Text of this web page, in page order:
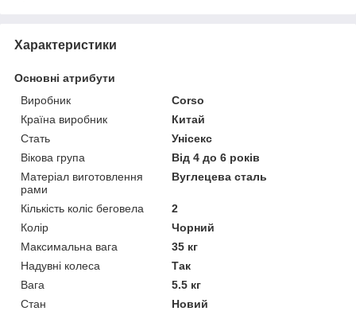
Характеристики
Основні атрибути
Виробник
Corso
Країна виробник
Китай
Стать
Унісекс
Вікова група
Від 4 до 6 років
Матеріал виготовлення
рами
Вуглецева сталь
Кількість коліс беговела
2
Колір
Чорний
Максимальна вага
35 кг
Надувні колеса
Так
Вага
5.5 кг
Стан
Новий